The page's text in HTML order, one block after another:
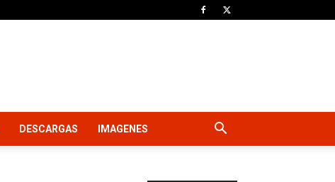
DESCARGAS IMAGENES